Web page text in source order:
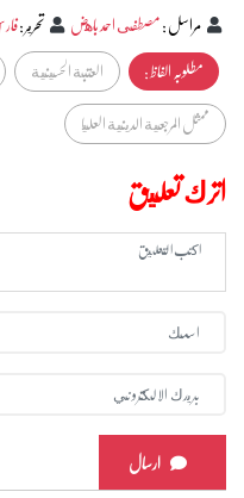
مراسل:مصطفى احمد باهض تحرير:
مطلوبہ الفاظ :
العتبة الحسينية
ممثل المرجعية الدينية العليا
اترك تعليق
ارسال